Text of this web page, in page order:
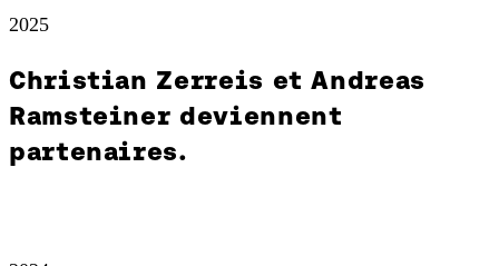
2025
Christian Zerreis et Andreas
Ramsteiner deviennent
partenaires.